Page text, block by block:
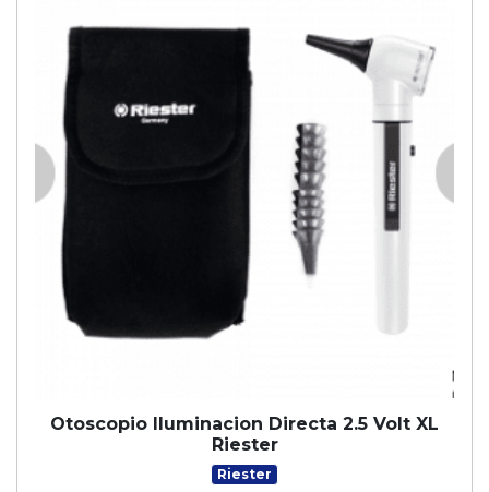
Otoscopio Iluminacion Directa 2.5 Volt XL
Riester
Riester